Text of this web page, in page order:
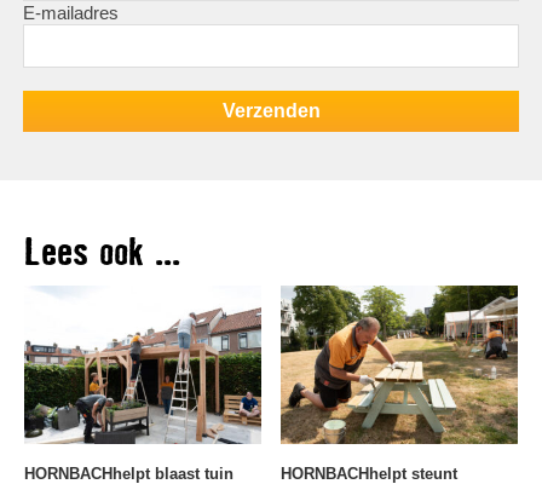
E-mailadres
Lees ook ...
HORNBACHhelpt blaast tuin
HORNBACHhelpt steunt